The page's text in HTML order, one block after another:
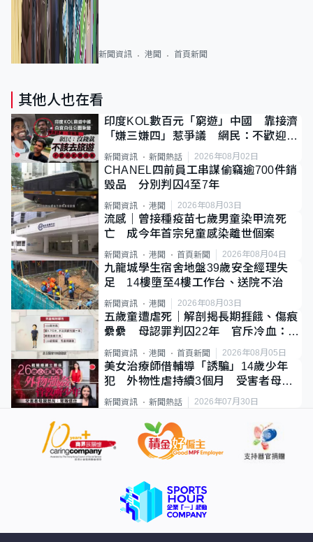
新聞資訊 港聞 首頁新聞
其他人也在看
印度KOL數百元「窮遊」中國 靠接濟
「嫌三嫌四」惹爭議 網民：不歡迎劣
質旅客
新聞資訊 新聞熱話 2026年08月02日
CHANEL四前員工串謀偷竊逾700件銷
毀品 分別判囚4至7年
新聞資訊 港聞 2026年08月03日
流感｜曾接種疫苗七歲男童染甲流死
亡 成今年首宗兒童感染離世個案
新聞資訊 港聞 首頁新聞 2026年08月04日
九龍城學生宿舍地盤39歲安全經理失
足 14樓墮至4樓工作台、送院不治
新聞資訊 港聞 2026年08月03日
五歲童遭虐死｜解剖揭長期捱餓、傷痕
纍纍 母認罪判囚22年 官斥冷血：同
類案最惡劣
新聞資訊 港聞 首頁新聞 2026年08月05日
美女治療師借輔導「誘騙」14歲少年
犯 外物性虐持續3個月 受害者母：
要保護其他人
新聞資訊 新聞熱話 2026年07月30日